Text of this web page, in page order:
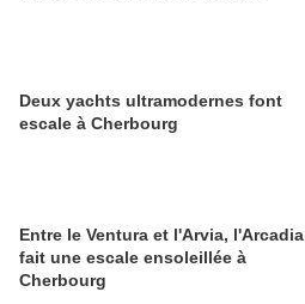
Deux yachts ultramodernes font
escale à Cherbourg
Entre le Ventura et l'Arvia, l'Arcadia
fait une escale ensoleillée à
Cherbourg